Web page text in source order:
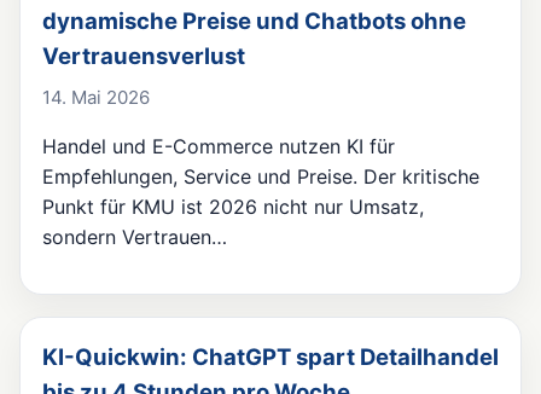
dynamische Preise und Chatbots ohne
Vertrauensverlust
14. Mai 2026
Handel und E-Commerce nutzen KI für
Empfehlungen, Service und Preise. Der kritische
Punkt für KMU ist 2026 nicht nur Umsatz,
sondern Vertrauen…
KI-Quickwin: ChatGPT spart Detailhandel